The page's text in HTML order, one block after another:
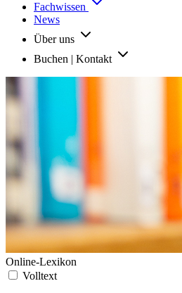
Fachwissen
News
Über uns
Buchen | Kontakt
Online-Lexikon
Volltext